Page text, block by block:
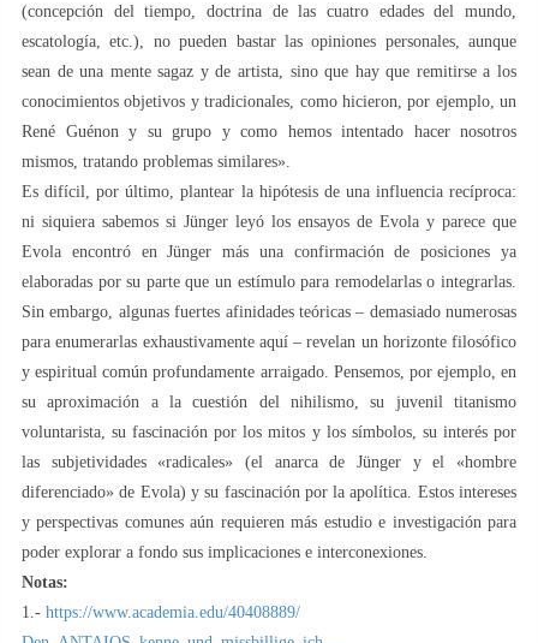
(concepción del tiempo, doctrina de las cuatro edades del mundo,
escatología, etc.), no pueden bastar las opiniones personales, aunque
sean de una mente sagaz y de artista, sino que hay que remitirse a los
conocimientos objetivos y tradicionales, como hicieron, por ejemplo, un
René Guénon y su grupo y como hemos intentado hacer nosotros
mismos, tratando problemas similares».
Es difícil, por último, plantear la hipótesis de una influencia recíproca:
ni siquiera sabemos si Jünger leyó los ensayos de Evola y parece que
Evola encontró en Jünger más una confirmación de posiciones ya
elaboradas por su parte que un estímulo para remodelarlas o integrarlas.
Sin embargo, algunas fuertes afinidades teóricas – demasiado numerosas
para enumerarlas exhaustivamente aquí – revelan un horizonte filosófico
y espiritual común profundamente arraigado. Pensemos, por ejemplo, en
su aproximación a la cuestión del nihilismo, su juvenil titanismo
voluntarista, su fascinación por los mitos y los símbolos, su interés por
las subjetividades «radicales» (el anarca de Jünger y el «hombre
diferenciado» de Evola) y su fascinación por la apolítica. Estos intereses
y perspectivas comunes aún requieren más estudio e investigación para
poder explorar a fondo sus implicaciones e interconexiones.
Notas:
1.- https://www.academia.edu/40408889/